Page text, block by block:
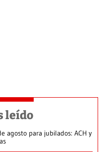
leído
agosto para jubilados: ACH y